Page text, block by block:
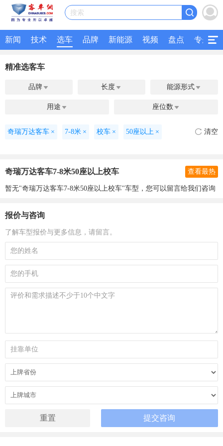
搜索
新闻 技术 选车 品牌 新能源 视频 盘点 专题
精准选客车
品牌  长度  能源形式 
用途  座位数 
奇瑞万达客车 × 7-8米 × 校车 × 50座以上 × 清空
奇瑞万达客车7-8米50座以上校车 查看最热
暂无"奇瑞万达客车7-8米50座以上校车"车型，您可以留言给我们咨询
报价与咨询
了解车型报价与更多信息，请留言。